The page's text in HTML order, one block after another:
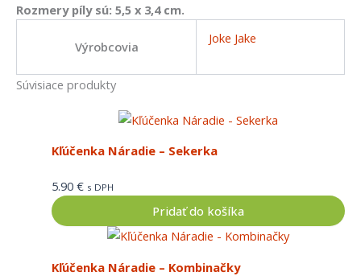
Rozmery píly sú: 5,5 x 3,4 cm.
Výrobcovia
Joke Jake
Súvisiace produkty
Kľúčenka Náradie – Sekerka
5.90 € s DPH
Pridať do košíka
Kľúčenka Náradie – Kombinačky